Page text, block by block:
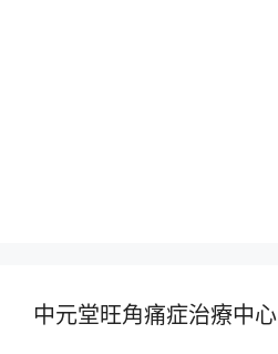
中元堂旺角痛症治療中心